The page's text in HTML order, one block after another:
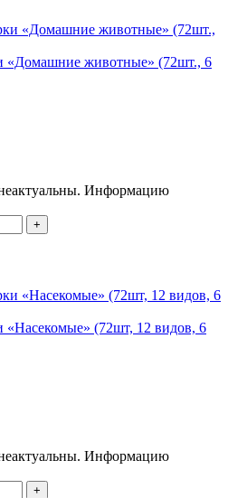
«Домашние животные» (72шт., 6
Информацию
+
(72шт, 12 видов, 6
Информацию
+